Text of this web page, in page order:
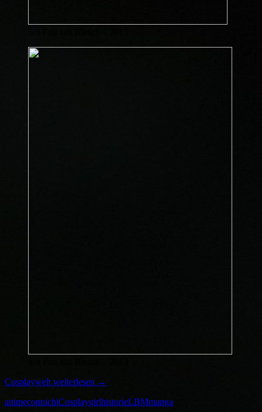
Cosplaywelt weiterlesen →
animeconnichiCosplaygirlhistorieLBMmanga